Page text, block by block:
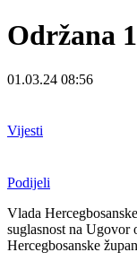
Održana
01.03.24 08:56
Vijesti
Podijeli
Vlada
suglasnost na Ugovor
Hercegbosanske